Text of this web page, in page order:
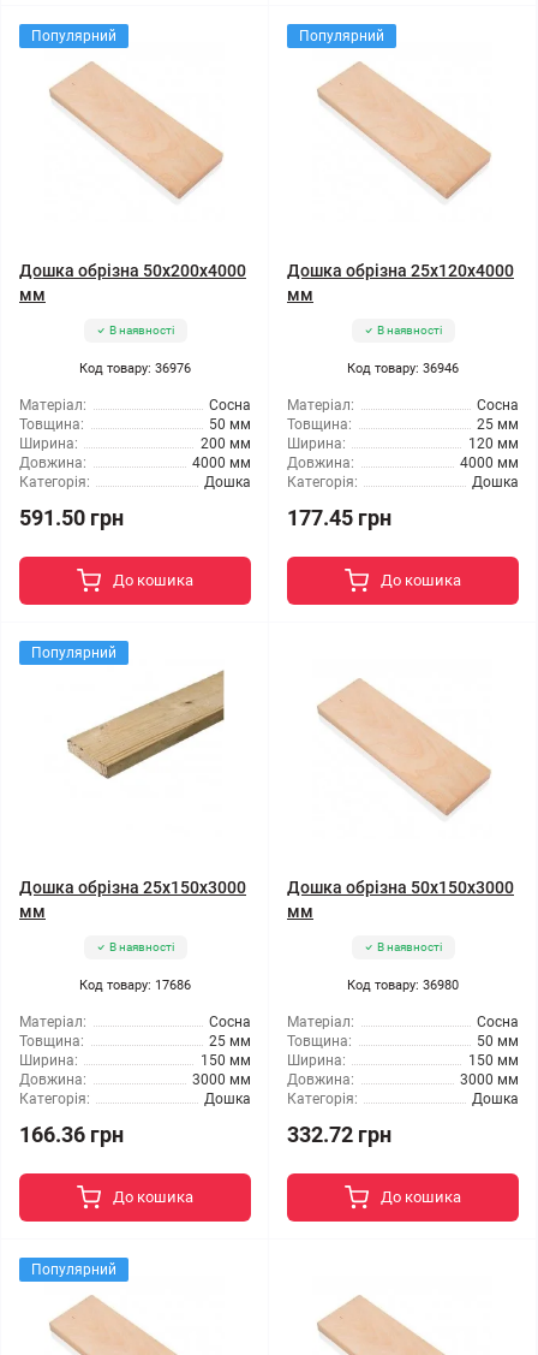
Популярний
Дошка обрізна 50x200x4000
мм
В наявності
Код товару: 36976
Матеріал:
Сосна
Товщина:
50 мм
Ширина:
200 мм
Довжина:
4000 мм
Категорія:
Дошка
591.50 грн
До кошика
Популярний
Дошка обрізна 25x120x4000
мм
В наявності
Код товару: 36946
Матеріал:
Сосна
Товщина:
25 мм
Ширина:
120 мм
Довжина:
4000 мм
Категорія:
Дошка
177.45 грн
До кошика
Популярний
Дошка обрізна 25x150x3000
мм
В наявності
Код товару: 17686
Матеріал:
Сосна
Товщина:
25 мм
Ширина:
150 мм
Довжина:
3000 мм
Категорія:
Дошка
166.36 грн
До кошика
Дошка обрізна 50x150x3000
мм
В наявності
Код товару: 36980
Матеріал:
Сосна
Товщина:
50 мм
Ширина:
150 мм
Довжина:
3000 мм
Категорія:
Дошка
332.72 грн
До кошика
Популярний